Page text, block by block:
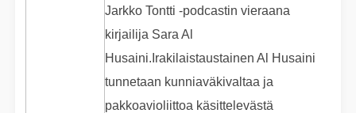
Jarkko Tontti -podcastin vieraana
kirjailija Sara Al
Husaini.Irakilaistaustainen Al Husaini
tunnetaan kunniaväkivaltaa ja
pakkoavioliittoa käsittelevästä